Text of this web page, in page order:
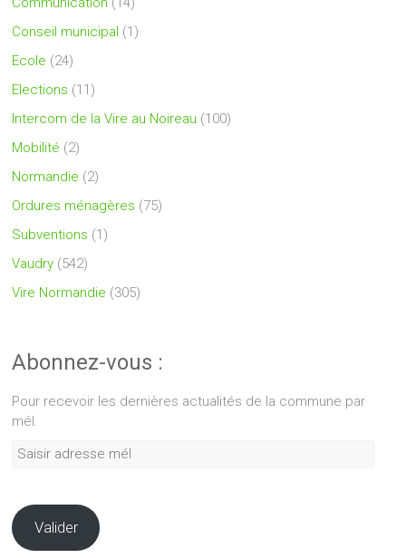
Conseil municipal (1)
Ecole (24)
Elections (11)
Intercom de la Vire au Noireau (100)
Mobilité (2)
Normandie (2)
Ordures ménagères (75)
Subventions (1)
Vaudry (542)
Vire Normandie (305)
Abonnez-vous :
Pour recevoir les dernières actualités de la commune par
mél.
Saisir
Valider